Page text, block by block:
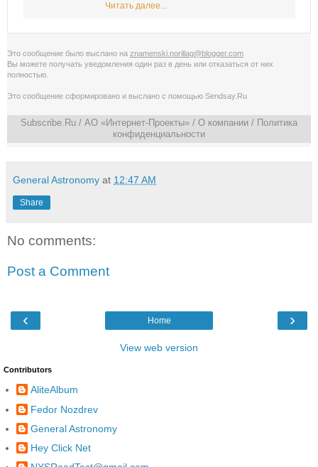
Читать далее...
Это сообщение было выслано на znamenski.norillag@blogger.com
Вы можете получать уведомления один раз в день или отказаться от них
полностью
Это сообщение сформировано и выслано с помощью Sendsay.Ru
Subscribe.Ru / АО «Интернет-Проекты» / О компании / Политика
конфиденциальности
General Astronomy at 12:47 AM
Share
No comments:
Post a Comment
‹ ›
Home
View web version
Contributors
AliteAlbum
Fedor Nozdrev
General Astronomy
Hey Click Net